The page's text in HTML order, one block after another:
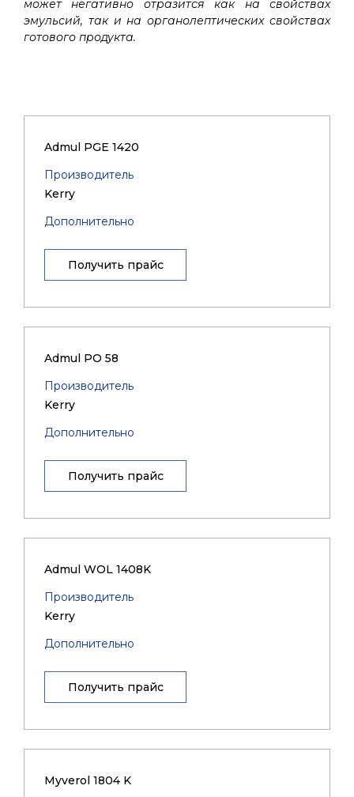
может негативно отразится как на свойствах
эмульсий, так и на органолептических свойствах
готового продукта.
Admul PGE 1420
Производитель
Kerry
Дополнительно
Получить прайс
Admul PO 58
Производитель
Kerry
Дополнительно
Получить прайс
Admul WOL 1408K
Производитель
Kerry
Дополнительно
Получить прайс
Myverol 1804 K